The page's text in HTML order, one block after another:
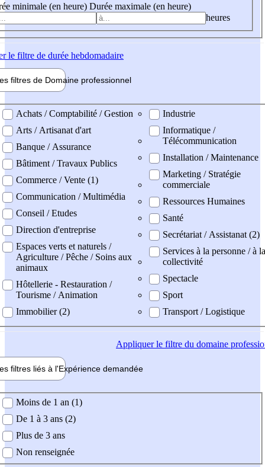
minimale (en heure) Durée maximale (en heure)
heures
le filtre de durée hebdomadaire
filtres de Domaine professionnel
professionel
Achats / Comptabilité / Gestion
Arts / Artisanat d'art
Banque / Assurance
Bâtiment / Travaux Publics
Commerce / Vente (1)
Communication / Multimédia
Conseil / Etudes
Direction d'entreprise
Espaces verts et naturels /
Agriculture / Pêche / Soins aux
animaux
Hôtellerie - Restauration /
Tourisme / Animation
Immobilier (2)
Industrie
Informatique /
Télécommunication
Installation / Maintenance
Marketing / Stratégie
commerciale
Ressources Humaines
Santé
Secrétariat / Assistanat (2)
Services à la personne / à la
collectivité
Spectacle
Sport
Transport / Logistique
Appliquerle filtre du domaine
filtres liés à l'Expérience demandée
demandée
Moins de 1 an (1)
De 1 à 3 ans (2)
Plus de 3 ans
Non renseignée